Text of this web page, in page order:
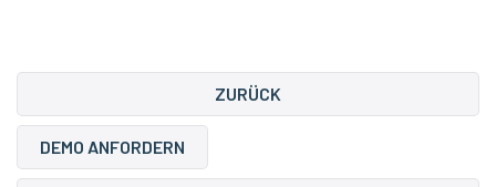
ZURÜCK
DEMO ANFORDERN